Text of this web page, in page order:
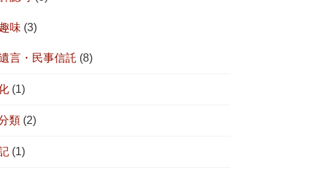
趣味 (3)
言・民事信託 (8)
(1)
類 (2)
(1)